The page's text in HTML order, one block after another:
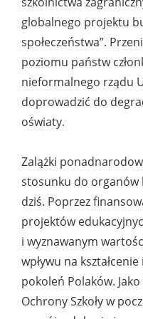
globalnego projektu
społeczeństwa”.
poziomu państw
nieformalnego rządu
doprowadzić do
oświaty.
Zalążki
stosunku do organów
dziś. Poprzez
projektów
i wyznawanym
wpływu na
pokoleń Polaków.
Ochrony Szkoły w